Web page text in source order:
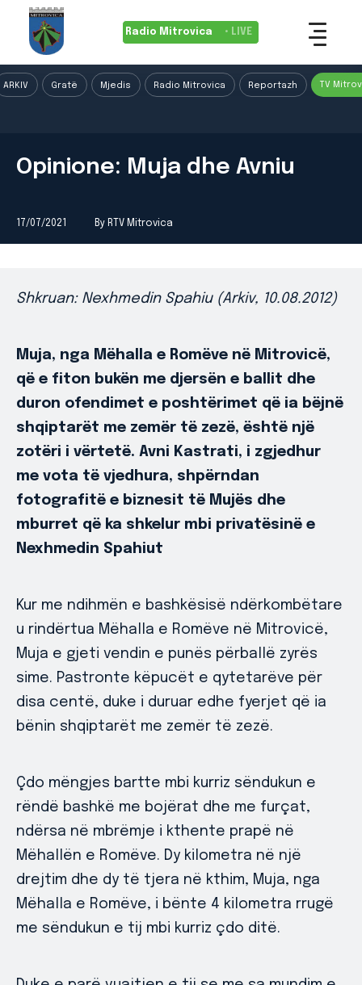
Radio Mitrovica • LIVE
ARKIV Gratë Mjedis Radio Mitrovica Reportazh TV
Opinione: Muja dhe Avniu
17/07/2021 By RTV Mitrovica
Shkruan: Nexhmedin Spahiu (Arkiv, 10.08.2012)
Muja, nga Mëhalla e Romëve në Mitrovicë,
që e fiton bukën me djersën e ballit dhe
duron ofendimet e poshtërimet që ia bëjnë
shqiptarët me zemër të zezë, është një
zotëri i vërtetë. Avni Kastrati, i zgjedhur
me vota të vjedhura, shpërndan
fotografitë e biznesit të Mujës dhe
mburret që ka shkelur mbi privatësinë e
Nexhmedin Spahiut
Kur me ndihmën e bashkësisë ndërkombëtare
u rindërtua Mëhalla e Romëve në Mitrovicë,
Muja e gjeti vendin e punës përballë zyrës
sime. Pastronte këpucët e qytetarëve për
disa centë, duke i duruar edhe fyerjet që ia
bënin shqiptarët me zemër të zezë.
Çdo mëngjes bartte mbi kurriz sëndukun e
rëndë bashkë me bojërat dhe me furçat,
ndërsa në mbrëmje i kthente prapë në
Mëhallën e Romëve. Dy kilometra në një
drejtim dhe dy të tjera në kthim, Muja, nga
Mëhalla e Romëve, i bënte 4 kilometra rrugë
me sëndukun e tij mbi kurriz çdo ditë.